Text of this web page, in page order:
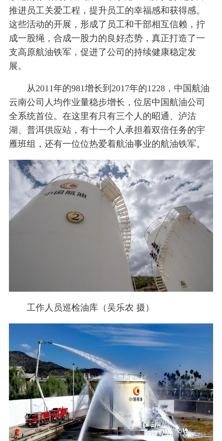
推进员工关爱工程，提升员工的幸福感和获得感。
这些活动的开展，形成了员工和干部相互信赖，拧
成一股绳，合成一股力的良好态势，真正打造了一
支高原航油铁军，促进了公司的持续健康稳定发
展。
从2011年的981增长到2017年的1228，中国航油
云南公司人均作业量稳步增长，位居中国航油公司
全系统首位。在这里有只有三个人的昭通、泸沽
湖、普洱供应站，有十一个人承担着双倍任务的宇
雁班组，还有一位位热爱着航油事业的航油铁军。
工作人员巡检油库（吴乐农 摄）